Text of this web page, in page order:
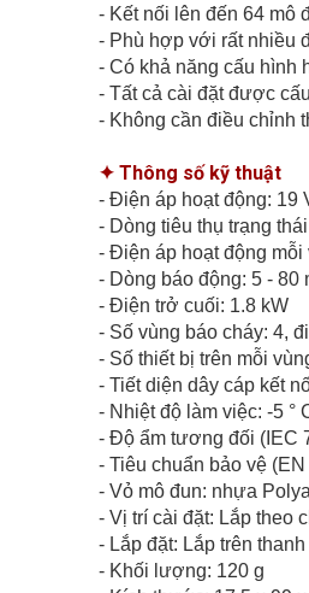
- Kết nối lên đến 64 mô
- Phù hợp với rất nhiều
- Có khả năng cấu hình
- Tất cả cài đặt được
- Không cần điều chỉnh
✦ Thông số kỹ thuật
- Điện áp hoạt động: 19
- Dòng tiêu thụ trạng
- Điện áp hoạt động mỗi
- Dòng báo động: 5 - 80
- Điện trở cuối: 1.8 kW
- Số vùng báo cháy: 4,
- Số thiết bị trên mỗi
- Tiết diện dây cáp kết
- Nhiệt độ làm việc: -5 °
- Độ ẩm tương đối (IEC
- Tiêu chuẩn bảo vệ
- Vỏ mô đun: nhựa
- Vị trí cài đặt: Lắp theo
- Lắp đặt: Lắp trên
- Khối lượng: 120 g